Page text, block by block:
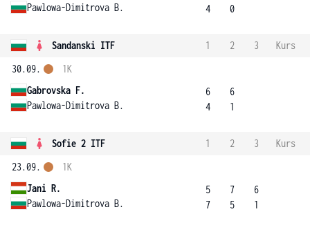
Pawlowa-Dimitrova B.
4
0
Sandanski ITF 1 2 3
Kurs
30.09.
Gabrovska F.
Pawlowa-Dimitrova B.
1K
6
4
6
1
Sofie 2 ITF 1 2 3
Kurs
23.09.
Jani R.
Pawlowa-Dimitrova B.
1K
5
7
7
5
6
1